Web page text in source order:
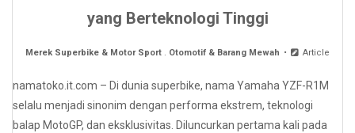
yang Berteknologi Tinggi
Merek Superbike & Motor Sport . Otomotif & Barang Mewah Article
namatoko.it.com – Di dunia superbike, nama Yamaha YZF-R1M
selalu menjadi sinonim dengan performa ekstrem, teknologi
balap MotoGP, dan eksklusivitas. Diluncurkan pertama kali pada